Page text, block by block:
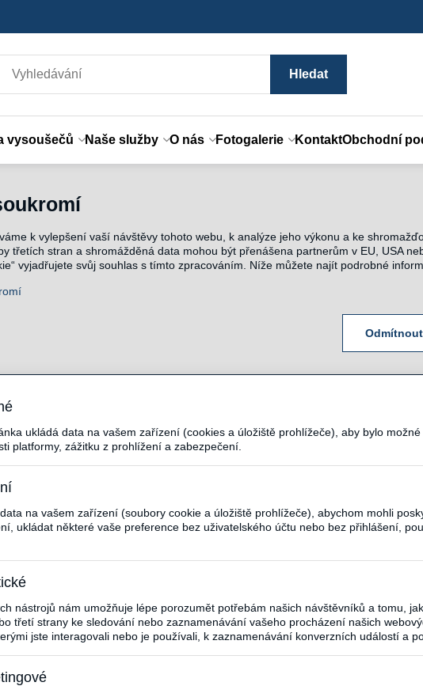
Hledat
vysoušečů Naše služby O nás Fotogalerie KontaktObchodní
k vylepšení vaší návštěvy tohoto webu, k analýze jeho výkonu a ke
třetích stran a shromážděná data mohou být přenášena partnerům v EU, USA
vyjadřujete svůj souhlas s tímto zpracováním. Níže můžete najít podrobné
ukládá data na vašem zařízení (cookies a úložiště prohlížeče), aby bylo
platformy, zážitku z prohlížení a zabezpečení.
na vašem zařízení (soubory cookie a úložiště prohlížeče), abychom mohli
ukládat některé vaše preference bez uživatelského účtu nebo bez přihlášení,
nástrojů nám umožňuje lépe porozumět potřebám našich návštěvníků a tomu,
třetí strany ke sledování nebo zaznamenávání vašeho procházení našich
jste interagovali nebo je používali, k zaznamenávání konverzních událostí a